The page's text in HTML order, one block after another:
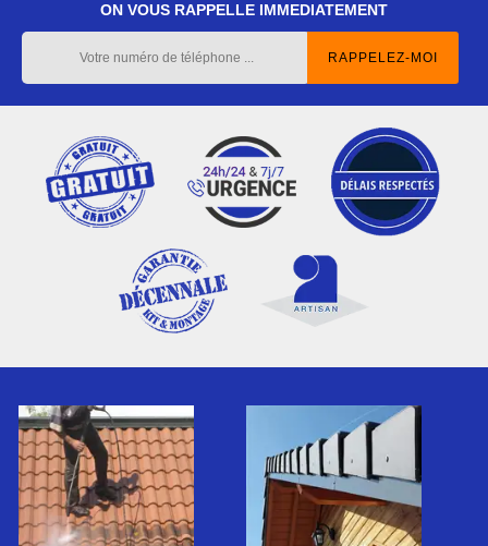
ON VOUS RAPPELLE IMMEDIATEMENT